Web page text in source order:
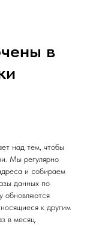
в
над тем, чтобы
Мы регулярно
и собираем
данных по
обновляются
к другим
в месяц.